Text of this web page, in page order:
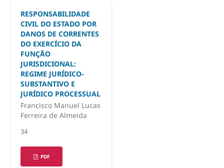
RESPONSABILIDADE
CIVIL DO ESTADO POR
DANOS DE CORRENTES
DO EXERCÍCIO DA
FUNÇÃO
JURISDICIONAL:
REGIME JURÍDICO-
SUBSTANTIVO E
JURÍDICO PROCESSUAL
Francisco Manuel Lucas
Ferreira de Almeida
34
PDF